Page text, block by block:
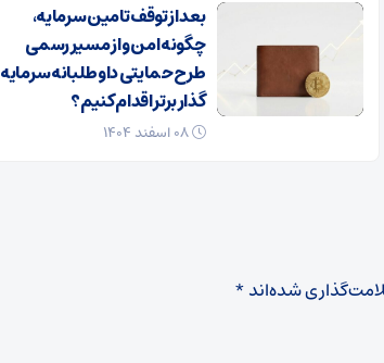
بعد از توقف تامین سرمایه،
چگونه امن و از مسیر رسمی
طرح حمایتی داوطلبانه سرمایه
گذار برتر اقدام کنیم؟
۰۸ اسفند ۱۴۰۴
شده‌اند*